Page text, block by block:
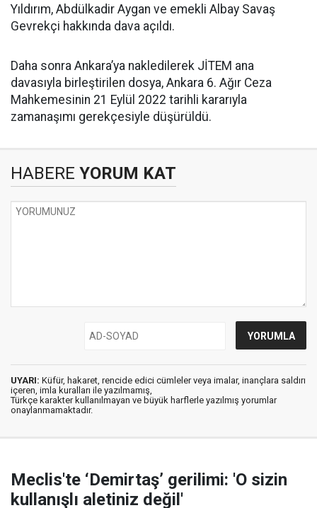
Yıldırım, Abdülkadir Aygan ve emekli Albay Savaş
Gevrekçi hakkında dava açıldı.
Daha sonra Ankara’ya nakledilerek JİTEM ana
davasıyla birleştirilen dosya, Ankara 6. Ağır Ceza
Mahkemesinin 21 Eylül 2022 tarihli kararıyla
zamanaşımı gerekçesiyle düşürüldü.
HABERE YORUM KAT
UYARI: Küfür, hakaret, rencide edici cümleler veya imalar, inançlara saldırı
içeren, imla kuralları ile yazılmamış,
Türkçe karakter kullanılmayan ve büyük harflerle yazılmış yorumlar
onaylanmamaktadır.
Meclis'te ‘Demirtaş’ gerilimi: 'O sizin
kullanışlı aletiniz değil'